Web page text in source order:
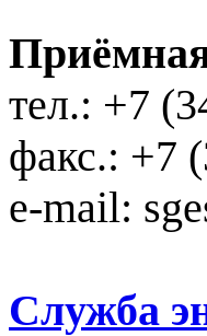
тел.: +7
факс.: +7
e-mail:
Служба